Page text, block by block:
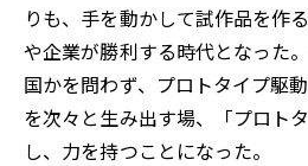
りも、手を動かして試作品を作
や企業が勝利する時代となった
国かを問わず、プロトタイプ駆
を次々と生み出す場、「プロト
し、力を持つことになった。